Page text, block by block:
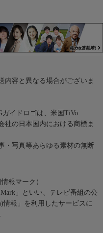
内容と異なる場合がございま
ガイドロゴは、米国TiVo
社の日本国内における商標ま
・写真等あらゆる素材の無断
報マーク）
」といい、テレビ番組の公
情報」を利用したサービスに